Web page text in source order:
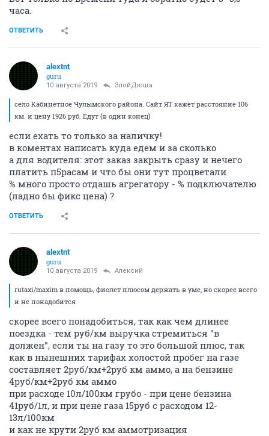
часа.
ОТВЕТИТЬ
alextnt
guru
10 августа 2019 ЗлойДюша
село Кабинетное Чулымского района. Сайт ЯТ кажет расстояние 106
км. и цену 1926 руб. Едут (в один конец)
если ехать то только за наличку!
в коментах написать куда едем и за сколько
а для водителя: этот заказ закрыть сразу и нечего
платить п5расам и что бы они тут процветали
% много просто отдашь агрегатору - % подключателю
(ладно бы фикс цена) ?
ОТВЕТИТЬ
alextnt
guru
10 августа 2019 Алексий
rutaxi/maxim в помощь, фиолет плюсом держать в уме, но скорее всего
и не понадобится
скорее всего понадобиться, так как чем длинее
поездка - тем руб/км выручка стремиться "в
должен", если ты на газу то это большой плюс, так
как в нынешних тарифах холостой пробег на газе
составляет 2руб/км+2руб км аммо, а на бензине
4руб/км+2руб км аммо
при расходе 10л/100км грубо - при цене бензина
41руб/1л, и при цене газа 15руб с расходом 12-
13л/100км
и как не крути 2руб км аммотризация